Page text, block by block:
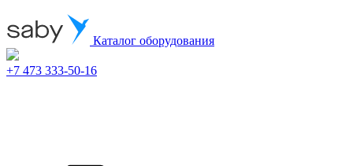
Каталог оборудования
+7 473 333-50-16